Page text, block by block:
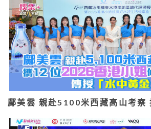
鄺美雲 親赴5100米西藏高山考察